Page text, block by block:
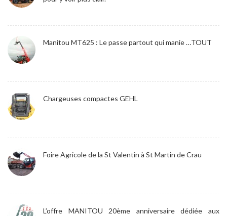
Manitou MT625 : Le passe partout qui manie …TOUT
Chargeuses compactes GEHL
Foire Agricole de la St Valentin à St Martin de Crau
L’offre MANITOU 20ème anniversaire dédiée aux